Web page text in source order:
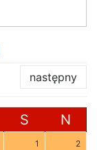
następny
S N
1 2